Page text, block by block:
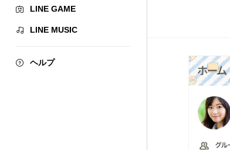
LINE GAME
LINE MUSIC
ヘルプ